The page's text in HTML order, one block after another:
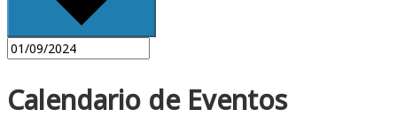
Calendario de Eventos